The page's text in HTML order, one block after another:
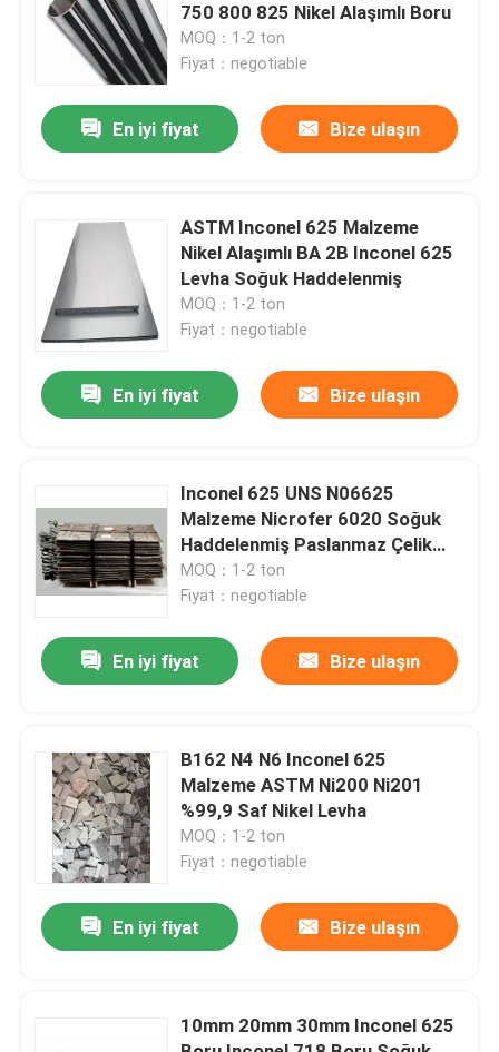
Ev
Hakkımızda
Kalite kontrol
Bize Ulaşın
Inconel 600 Malzemesi
Inconel 625 Malzeme
Inconel 718 Malzeme
750 800 825 Nikel Alaşımlı Boru
MOQ：1-2 ton
Fiyat：negotiable
En iyi fiyat Bize ulaşın
ASTM Inconel 625 Malzeme
Nikel Alaşımlı BA 2B Inconel 625
Levha Soğuk Haddelenmiş
MOQ：1-2 ton
Fiyat：negotiable
En iyi fiyat Bize ulaşın
Inconel 625 UNS N06625
Malzeme Nicrofer 6020 Soğuk
Haddelenmiş Paslanmaz Çelik
Levha
MOQ：1-2 ton
Fiyat：negotiable
En iyi fiyat Bize ulaşın
B162 N4 N6 Inconel 625
Malzeme ASTM Ni200 Ni201
%99,9 Saf Nikel Levha
MOQ：1-2 ton
Fiyat：negotiable
En iyi fiyat Bize ulaşın
10mm 20mm 30mm Inconel 625